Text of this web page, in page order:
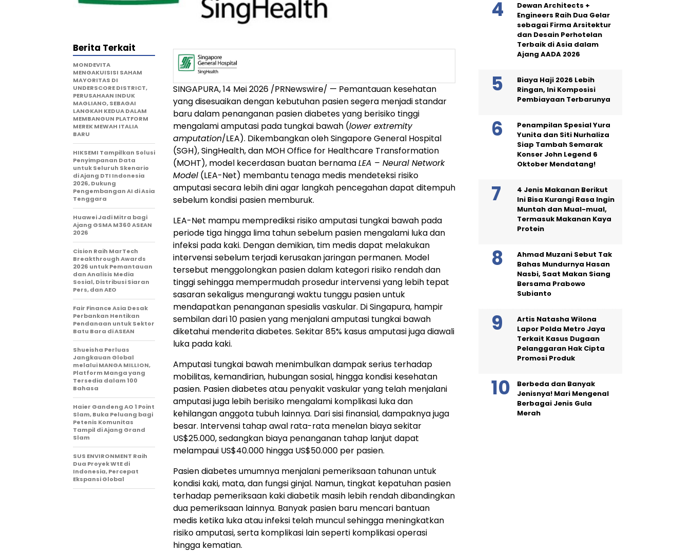
SINGAPURA, 14 Mei 2026 /PRNewswire/ — Pemantauan kesehatan
yang disesuaikan dengan kebutuhan pasien segera menjadi standar
baru dalam penanganan pasien diabetes yang berisiko tinggi
mengalami amputasi pada tungkai bawah (lower extremity
amputation/LEA). Dikembangkan oleh Singapore General Hospital
(SGH), SingHealth, dan MOH Office for Healthcare Transformation
(MOHT), model kecerdasan buatan bernamaLEA – Neural Network
Model (LEA-Net) membantu tenaga medis mendeteksi risiko
amputasi secara lebih dini agar langkah pencegahan dapat ditempuh
sebelum kondisi pasien memburuk.
LEA-Net mampu memprediksi risiko amputasi tungkai bawah pada
periode tiga hingga lima tahun sebelum pasien mengalami luka dan
infeksi pada kaki. Dengan demikian, tim medis dapat melakukan
intervensi sebelum terjadi kerusakan jaringan permanen. Model
tersebut menggolongkan pasien dalam kategori risiko rendah dan
tinggi sehingga mempermudah prosedur intervensi yang lebih tepat
sasaran sekaligus mengurangi waktu tunggu pasien untuk
mendapatkan penanganan spesialis vaskular. Di Singapura, hampir
sembilan dari 10 pasien yang menjalani amputasi tungkai bawah
diketahui menderita diabetes. Sekitar 85% kasus amputasi juga diawali
luka pada kaki.
Amputasi tungkai bawah menimbulkan dampak serius terhadap
mobilitas, kemandirian, hubungan sosial, hingga kondisi kesehatan
pasien. Pasien diabetes atau penyakit vaskular yang telah menjalani
amputasi juga lebih berisiko mengalami komplikasi luka dan
kehilangan anggota tubuh lainnya. Dari sisi finansial, dampaknya juga
besar. Intervensi tahap awal rata-rata menelan biaya sekitar
US$25.000, sedangkan biaya penanganan tahap lanjut dapat
melampaui US$40.000 hingga US$50.000 per pasien.
Pasien diabetes umumnya menjalani pemeriksaan tahunan untuk
kondisi kaki, mata, dan fungsi ginjal. Namun, tingkat kepatuhan pasien
terhadap pemeriksaan kaki diabetik masih lebih rendah dibandingkan
dua pemeriksaan lainnya. Banyak pasien baru mencari bantuan
medis ketika luka atau infeksi telah muncul sehingga meningkatkan
risiko amputasi, serta komplikasi lain seperti komplikasi operasi
hingga kematian.
Berita Terkait
MONDEVITA
MENGAKUISISI SAHAM
MAYORITAS DI
UNDERSCORE DISTRICT,
PERUSAHAAN INDUK
MAGLIANO, SEBAGAI
LANGKAH KEDUA DALAM
MEMBANGUN PLATFORM
MEREK MEWAH ITALIA
BARU
HIKSEMI Tampilkan Solusi
Penyimpanan Data
untuk Seluruh Skenario
di Ajang DTI Indonesia
2026, Dukung
Pengembangan AI di Asia
Tenggara
Huawei Jadi Mitra bagi
Ajang GSMA M360 ASEAN
2026
Cision Raih MarTech
Breakthrough Awards
2026 untuk Pemantauan
dan Analisis Media
Sosial, Distribusi Siaran
Pers, dan AEO
Fair Finance Asia Desak
Perbankan Hentikan
Pendanaan untuk Sektor
Batu Bara di ASEAN
Shueisha Perluas
Jangkauan Global
melalui MANGA MILLION,
Platform Manga yang
Tersedia dalam 100
Bahasa
Haier Gandeng AO 1 Point
Slam, Buka Peluang bagi
Petenis Komunitas
Tampil di Ajang Grand
Slam
SUS ENVIRONMENT Raih
Dua Proyek WtE di
Indonesia, Percepat
Ekspansi Global
Dewan Architects +
Engineers Raih Dua Gelar
sebagai Firma Arsitektur
dan Desain Perhotelan
Terbaik di Asia dalam
Ajang AADA 2026
Biaya Haji 2026 Lebih
Ringan, Ini Komposisi
Pembiayaan Terbarunya
Penampilan Spesial Yura
Yunita dan Siti Nurhaliza
Siap Tambah Semarak
Konser John Legend 6
Oktober Mendatang!
4 Jenis Makanan Berikut
Ini Bisa Kurangi Rasa Ingin
Muntah dan Mual-mual,
Termasuk Makanan Kaya
Protein
Ahmad Muzani Sebut Tak
Bahas Mundurnya Hasan
Nasbi, Saat Makan Siang
Bersama Prabowo
Subianto
Artis Natasha Wilona
Lapor Polda Metro Jaya
Terkait Kasus Dugaan
Pelanggaran Hak Cipta
Promosi Produk
Berbeda dan Banyak
Jenisnya! Mari Mengenal
Berbagai Jenis Gula
Merah